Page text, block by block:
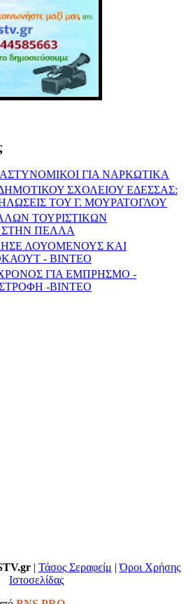
ΓΙΑ ΝΑΡΚΩΤΙΚΑ
ΣΧΟΛΕΙΟΥ ΕΔΕΣΣΑΣ:
ΤΟΥ Γ. ΜΟΥΡΑΤΟΓΛΟΥ
ΤΟΥΡΙΣΤΙΚΩΝ
ΠΕΛΛΑ
ΛΟΥΟΜΕΝΟΥΣ ΚΑΙ
- ΒΙΝΤΕΟ
ΓΙΑ ΕΜΠΡΗΣΜΟ -
-ΒΙΝΤΕΟ
| Τάσος Σεραφείμ |Όροι Χρήσης
Ιστοσελίδας